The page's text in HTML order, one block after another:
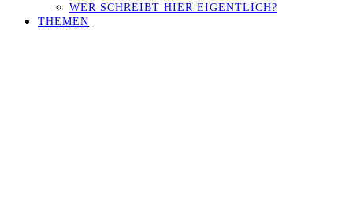
WER SCHREIBT HIER EIGENTLICH?
THEMEN